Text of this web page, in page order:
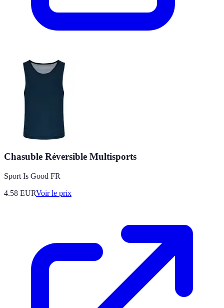
Chasuble Réversible Multisports
Sport Is Good FR
4.58 EURVoir le prix